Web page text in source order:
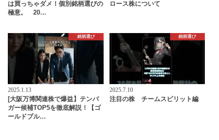
は買っちゃダメ！個別銘柄選びの
極意。 20…
ロース株について
銘柄選び
2025.1.13
[大阪万博関連株で爆益】テンバ
ガー候補TOP5を徹底解説！【ゴ
ールドブル…
銘柄選び
2025.7.10
注目の株 チームスピリット編